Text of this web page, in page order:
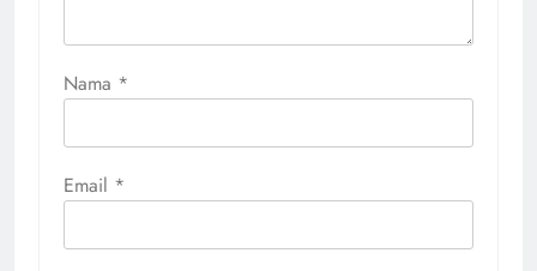
Nama *
Email *